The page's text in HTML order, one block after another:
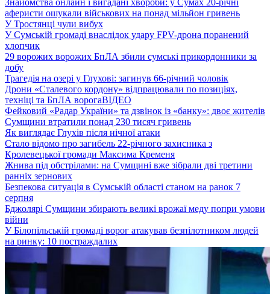
Знайомства онлайн і вигадані хвороби: у Сумах 20-річні
аферисти ошукали військових на понад мільйон гривень
У Тростянці чули вибух
У Сумській громаді внаслідок удару FPV-дрона поранений
хлопчик
29 ворожих ворожих БпЛА збили сумські прикордонники за
добу
Трагедія на озері у Глухові: загинув 66-річний чоловік
Дрони «Сталевого кордону» відпрацювали по позиціях,
техніці та БпЛА ворогаВІДЕО
Фейковий «Радар України» та дзвінок із «банку»: двоє жителів
Сумщини втратили понад 230 тисяч гривень
Як виглядає Глухів після нічної атаки
Стало відомо про загибель 22-річного захисника з
Кролевецької громади Максима Кременя
Жнива під обстрілами: на Сумщині вже зібрали дві третини
ранніх зернових
Безпекова ситуація в Сумській області станом на ранок 7
серпня
Бджолярі Сумщини збирають великі врожаї меду попри умови
війни
У Білопільській громаді ворог атакував безпілотником людей
на ринку: 10 постраждалих